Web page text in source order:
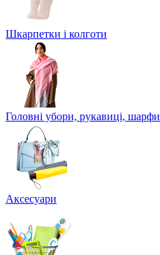
Шкарпетки і колготи
Головні убори, рукавиці, шарфи
Аксесуари